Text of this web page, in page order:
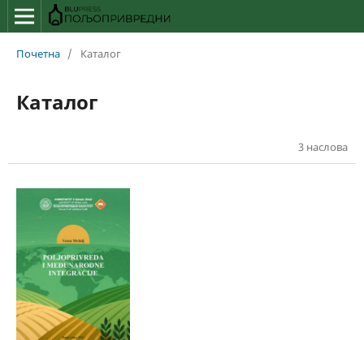
Почетна / Каталог
Каталог
3 наслова